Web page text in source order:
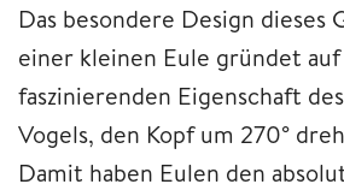
Das besondere Design dieses
einer kleinen Eule gründet
faszinierenden Eigenschaft
Vogels, den Kopf um 270°
Damit haben Eulen den